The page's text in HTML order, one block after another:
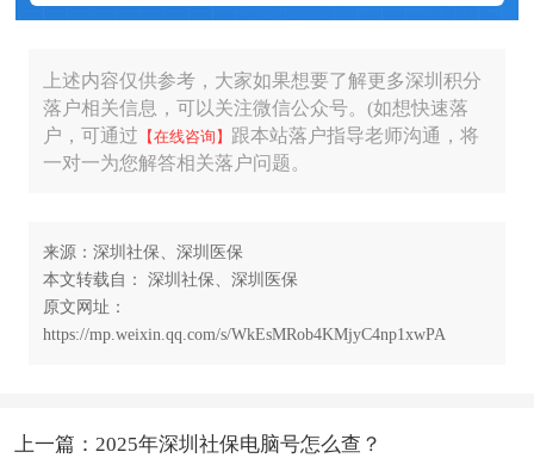
上述内容仅供参考，大家如果想要了解更多深圳积分
落户相关信息，可以关注微信公众号。(如想快速落
户，可通过 【在线咨询】 跟本站落户指导老师沟通，将
一对一为您解答相关落户问题。
来源：深圳社保、深圳医保
本文转载自： 深圳社保、深圳医保
原文网址：
https://mp.weixin.qq.com/s/WkEsMRob4KMjyC4np1xwPA
上一篇：2025年深圳社保电脑号怎么查？